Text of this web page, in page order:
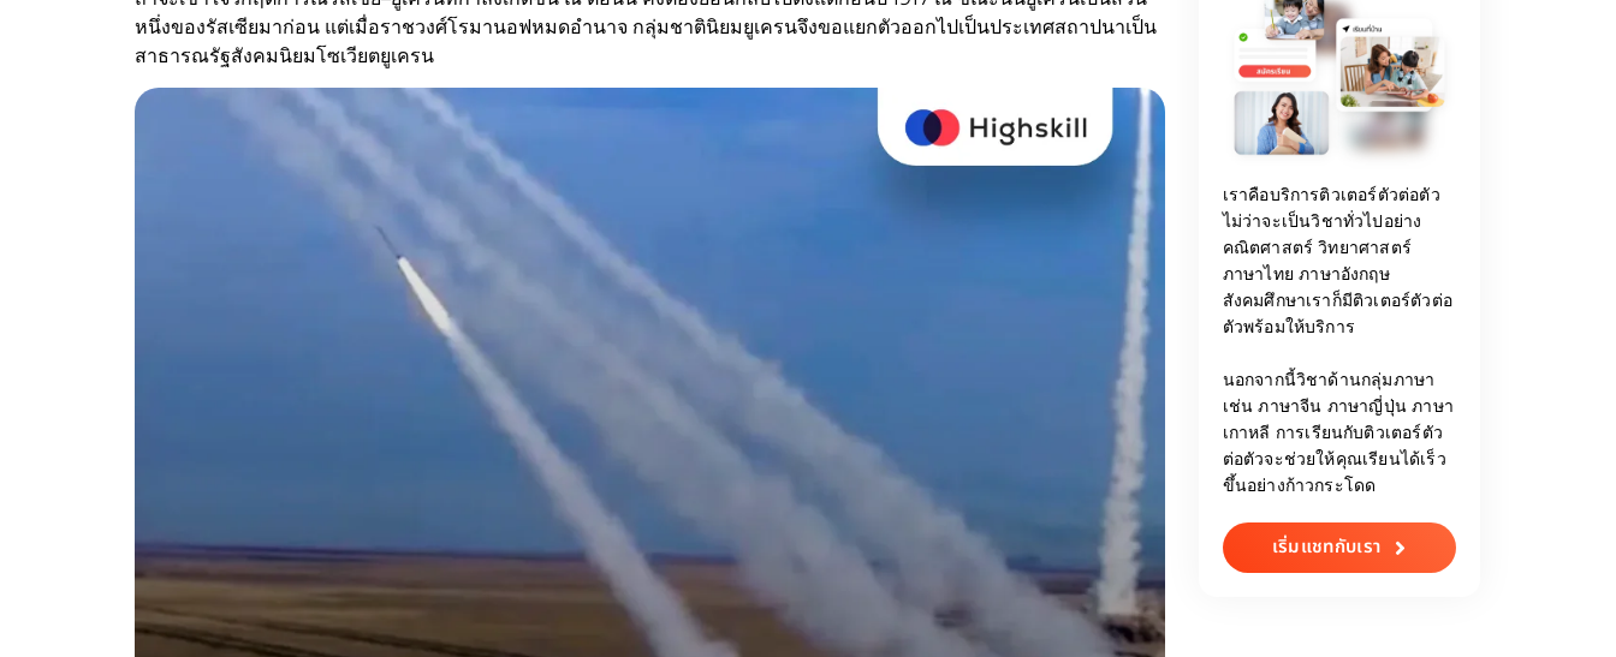
หนึ่งของรัสเซียมาก่อน แต่เมื่อราชวงศ์โรมานอฟหมดอำนาจ กลุ่มชาตินิยมยูเครนจึงขอแยกตัวออกไปเป็นประเทศสถาปนาเป็น
สาธารณรัฐสังคมนิยมโซเวียตยูเครน
เราคือบริการติวเตอร์ตัวต่อตัว
ไม่ว่าจะเป็นวิชาทั่วไปอย่าง
คณิตศาสตร์ วิทยาศาสตร์
ภาษาไทย ภาษาอังกฤษ
สังคมศึกษาเราก็มีติวเตอร์ตัวต่อ
ตัวพร้อมให้บริการ
นอกจากนี้วิชาด้านกลุ่มภาษา
เช่น ภาษาจีน ภาษาญี่ปุ่น ภาษา
เกาหลี การเรียนกับติวเตอร์ตัว
ต่อตัวจะช่วยให้คุณเรียนได้เร็ว
ขึ้นอย่างก้าวกระโดด
เริ่มแชทกับเรา